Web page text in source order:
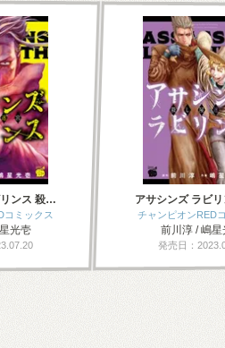
ンス 殺…
コミックス
光壱
アサシンズ ラビ
チャンピオンRED
前川淳 / 嶋星
発売日：